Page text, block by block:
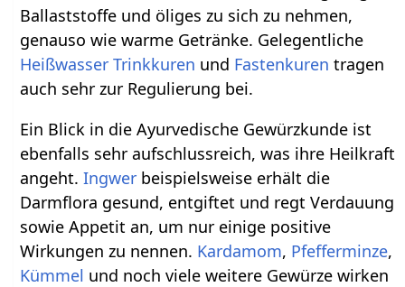
Ballaststoffe und öliges zu sich zu nehmen,
genauso wie warme Getränke. Gelegentliche
Heißwasser Trinkkuren und Fastenkuren tragen
auch sehr zur Regulierung bei.
Ein Blick in die Ayurvedische Gewürzkunde ist
ebenfalls sehr aufschlussreich, was ihre Heilkraft
angeht.Ingwer beispielsweise erhält die
Darmflora gesund, entgiftet und regt Verdauung
sowie Appetit an, um nur einige positive
Wirkungen zu nennen. Kardamom, Pfefferminze,
Kümmel und noch viele weitere Gewürze wirken